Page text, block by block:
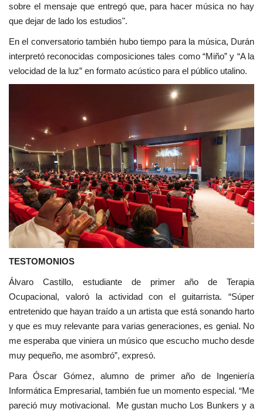
sobre el mensaje que entregó que, para hacer música no hay
que dejar de lado los estudios".
En el conversatorio también hubo tiempo para la música, Durán
interpretó reconocidas composiciones tales como “Miño” y “A la
velocidad de la luz” en formato acústico para el público utalino.
TESTOMONIOS
Álvaro Castillo, estudiante de primer año de Terapia
Ocupacional, valoró la actividad con el guitarrista. “Súper
entretenido que hayan traído a un artista que está sonando harto
y que es muy relevante para varias generaciones, es genial. No
me esperaba que viniera un músico que escucho mucho desde
muy pequeño, me asombró”, expresó.
Para Óscar Gómez, alumno de primer año de Ingeniería
Informática Empresarial, también fue un momento especial. “Me
pareció muy motivacional. Me gustan mucho Los Bunkers y a